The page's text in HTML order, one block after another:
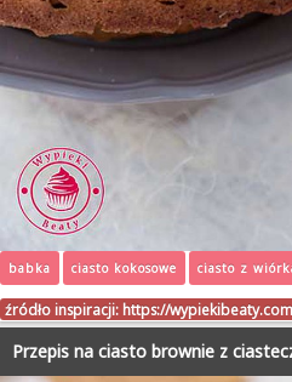
babka ciasto kokosowe ciasto z
źródło inspiracji: https://
Przepis na ciasto brownie z